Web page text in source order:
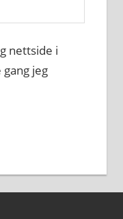
nettside i
jeg